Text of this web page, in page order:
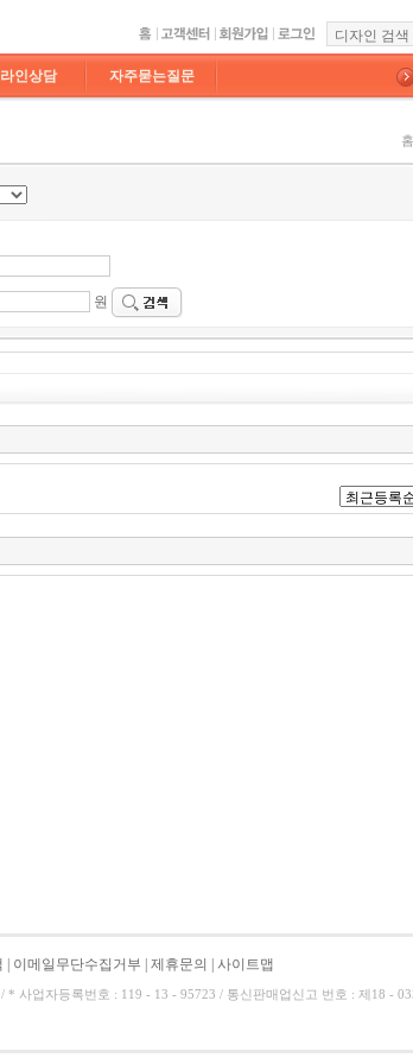
인상담 자주묻는질문
원
이메일무단수집거부 제휴문의 사이트맵
* 사업자등록번호 : 119 - 13 - 95723 / 통신판매업신고 번호 : 제18 -